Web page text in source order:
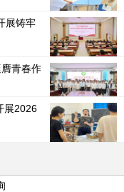
展铸牢
青春作
展2026